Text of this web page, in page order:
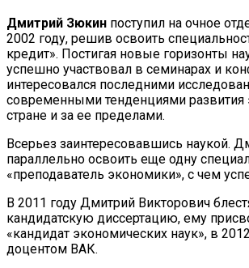
Дмитрий Зюкин поступил на очное
2002 году, решив освоить
кредит». Постигая новые горизонты
успешно участвовал в семинарах и
интересовался последними
современными тенденциями развития
стране и за ее пределами.
Всерьез заинтересовавшись наукой.
параллельно освоить еще одну
«преподаватель экономики», с чем
В 2011 году Дмитрий Викторович
кандидатскую диссертацию, ему
«кандидат экономических наук», в
доцентом ВАК.